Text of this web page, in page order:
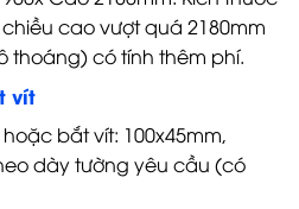
cao vượt quá 2180mm
thoáng) có tính thêm phí.
vít
bắt vít: 100x45mm,
dày tường yêu cầu (có